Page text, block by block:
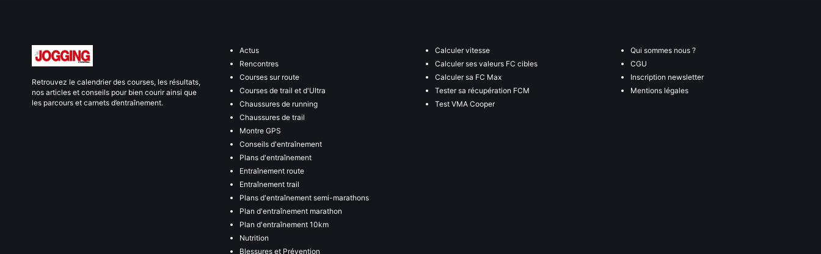
Retrouvez le calendrier des courses, les résultats,
nos articles et conseils pour bien courir ainsi que
les parcours et carnets d’entraînement.
Actus
Rencontres
Courses sur route
Courses de trail et d'Ultra
Chaussures de running
Chaussures de trail
Montre GPS
Conseils d'entraînement
Plans d'entraînement
Entraînement route
Entraînement trail
Plans d'entraînement semi-marathons
Plan d'entraînement marathon
Plan d'entraînement 10km
Nutrition
Blessures et Prévention
Calculer vitesse
Calculer ses valeurs FC cibles
Calculer sa FC Max
Tester sa récupération FCM
Test VMA Cooper
Qui sommes nous ?
CGU
Inscription newsletter
Mentions légales